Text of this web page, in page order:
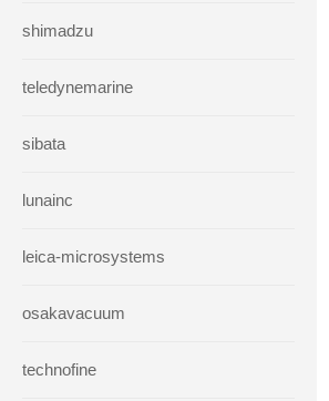
shimadzu
teledynemarine
sibata
lunainc
leica-microsystems
osakavacuum
technofine